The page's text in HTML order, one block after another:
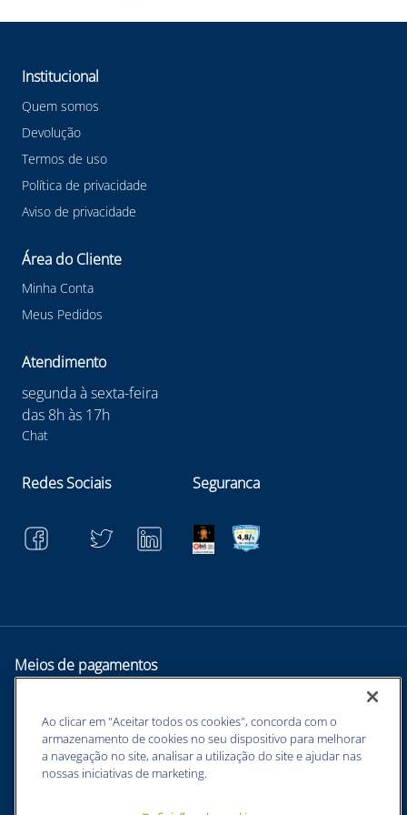
Institucional
Quem somos
Devolução
Termos de uso
Política de privacidade
Aviso de privacidade
Área do Cliente
Minha Conta
Meus Pedidos
Atendimento
segunda à sexta-feira
das 8h às 17h
Chat
Redes Sociais Seguranca
Meios de pagamentos
Ao clicar em "Aceitar todos os cookies", concorda com o
armazenamento de cookies no seu dispositivo para melhorar
a navegação no site, analisar a utilização do site e ajudar nas
nossas iniciativas de marketing.